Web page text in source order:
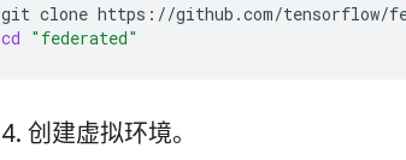
git clone https://github.com/tensorflow/
cd "federated"
4. 创建虚拟环境。